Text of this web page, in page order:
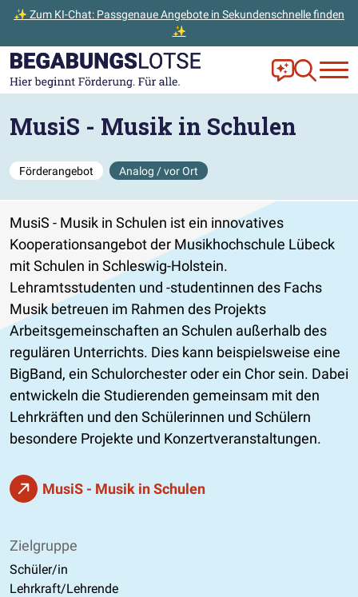
✨ Zum KI-Chat: Passgenaue Angebote in Sekundenschnelle finden
✨
Zum Hauptinhalt der Seite springen
Zur Startseite gehen Frag Ella!
Zur
MusiS - Musik in Schulen
Förderangebot Analog / vor Ort
MusiS - Musik in Schulen ist ein innovatives
Kooperationsangebot der Musikhochschule Lübeck
mit Schulen in Schleswig-Holstein.
Lehramtsstudenten und -studentinnen des Fachs
Musik betreuen im Rahmen des Projekts
Arbeitsgemeinschaften an Schulen außerhalb des
regulären Unterrichts. Dies kann beispielsweise eine
BigBand, ein Schulorchester oder ein Chor sein. Dabei
entwickeln die Studierenden gemeinsam mit den
Lehrkräften und den Schülerinnen und Schülern
besondere Projekte und Konzertveranstaltungen.
MusiS - Musik in Schulen
Zielgruppe
Schüler/in
Lehrkraft/Lehrende